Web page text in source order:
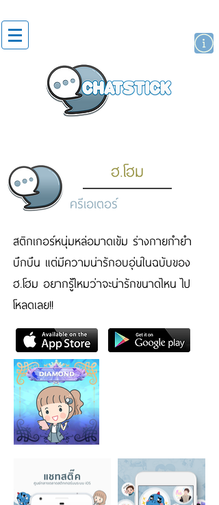
ฮ.โฮม
ครีเอเตอร์
สติกเกอร์หนุ่มหล่อมาดเข้ม ร่างกายกำยำ
บึกบึน แต่มีความน่ารักอบอุ่นในฉบับของ
ฮ.โฮม อยากรู้ไหมว่าจะน่ารักขนาดไหน ไป
โหลดเลย!!